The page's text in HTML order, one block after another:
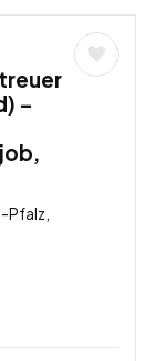
–
Pfalz,